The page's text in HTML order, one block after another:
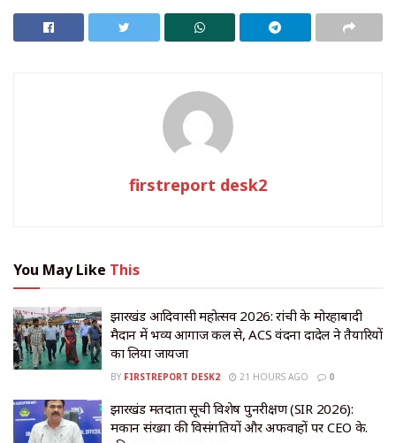
firstreport desk2
You May Like This
झारखंड आदिवासी महोत्सव 2026: रांची के मोरहाबादी
मैदान में भव्य आगाज कल से, ACS वंदना दादेल ने तैयारियों
का लिया जायजा
BY FIRSTREPORT DESK2 21 HOURS AGO 0
झारखंड मतदाता सूची विशेष पुनरीक्षण (SIR 2026):
मकान संख्या की विसंगतियों और अफवाहों पर CEO के.